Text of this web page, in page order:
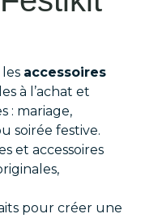
accessoires
à l’achat et
: mariage,
soirée festive.
et accessoires
pour créer une